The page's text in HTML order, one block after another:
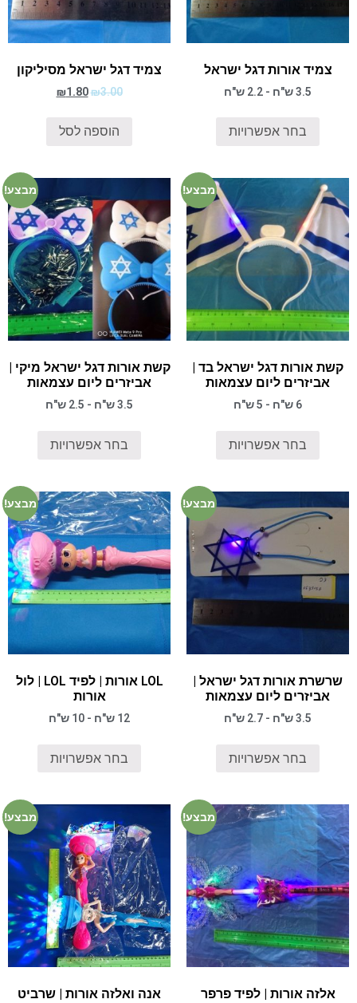
צמיד אורות דגל ישראל
3.5 ש"ח - 2.2 ש"ח
בחר אפשרויות
צמיד דגל ישראל מסיליקון
₪3.00
₪1.80
הוספה לסל
מבצע!
קשת אורות דגל ישראל בד |
אביזרים ליום עצמאות
6 ש"ח - 5 ש"ח
בחר אפשרויות
מבצע!
קשת אורות דגל ישראל מיקי |
אביזרים ליום עצמאות
3.5 ש"ח - 2.5 ש"ח
בחר אפשרויות
מבצע!
שרשרת אורות דגל ישראל |
אביזרים ליום עצמאות
3.5 ש"ח - 2.7 ש"ח
בחר אפשרויות
מבצע!
LOL אורות | לפיד LOL | לול
אורות
12 ש"ח - 10 ש"ח
בחר אפשרויות
מבצע!
אלזה אורות | לפיד פרפר
מבצע!
אנה ואלזה אורות | שרביט